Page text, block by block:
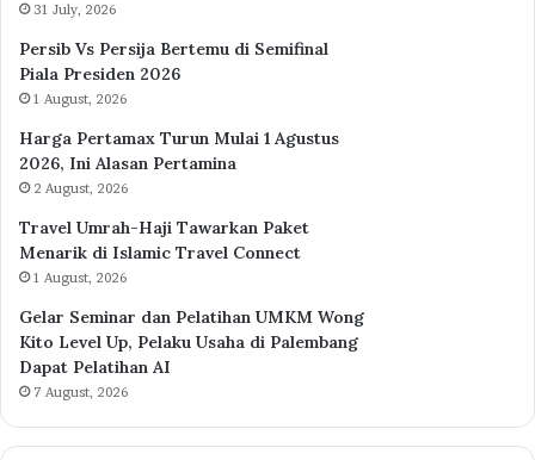
31 July, 2026
Persib Vs Persija Bertemu di Semifinal
Piala Presiden 2026
1 August, 2026
Harga Pertamax Turun Mulai 1 Agustus
2026, Ini Alasan Pertamina
2 August, 2026
Travel Umrah-Haji Tawarkan Paket
Menarik di Islamic Travel Connect
1 August, 2026
Gelar Seminar dan Pelatihan UMKM Wong
Kito Level Up, Pelaku Usaha di Palembang
Dapat Pelatihan AI
7 August, 2026